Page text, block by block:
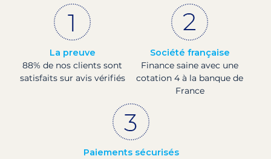
La preuve
88% de nos clients sont
satisfaits sur avis vérifiés
Société française
Finance saine avec une
cotation 4 à la banque de
France
Paiements sécurisés